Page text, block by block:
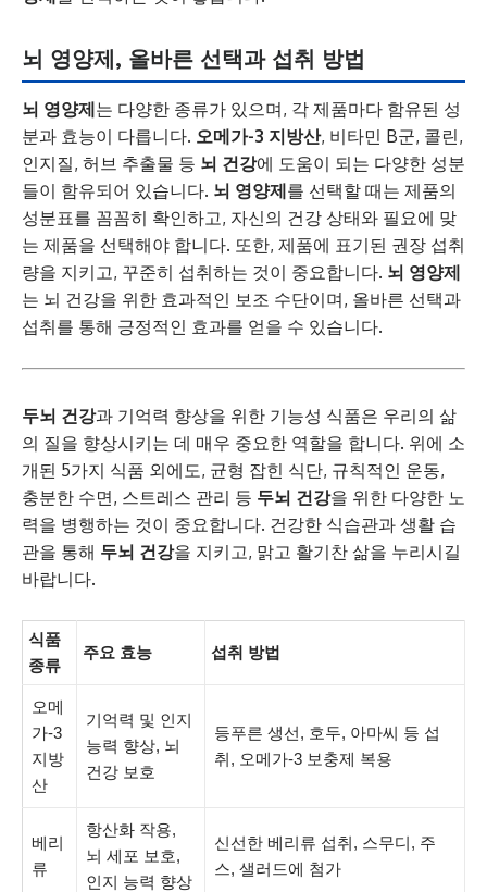
뇌 영양제, 올바른 선택과 섭취 방법
뇌 영양제는 다양한 종류가 있으며, 각 제품마다 함유된 성
분과 효능이 다릅니다. 오메가-3 지방산, 비타민 B군, 콜린,
인지질, 허브 추출물 등 뇌 건강에 도움이 되는 다양한 성분
들이 함유되어 있습니다. 뇌 영양제를 선택할 때는 제품의
성분표를 꼼꼼히 확인하고, 자신의 건강 상태와 필요에 맞
는 제품을 선택해야 합니다. 또한, 제품에 표기된 권장 섭취
량을 지키고, 꾸준히 섭취하는 것이 중요합니다. 뇌 영양제
는 뇌 건강을 위한 효과적인 보조 수단이며, 올바른 선택과
섭취를 통해 긍정적인 효과를 얻을 수 있습니다.
두뇌 건강과 기억력 향상을 위한 기능성 식품은 우리의 삶
의 질을 향상시키는 데 매우 중요한 역할을 합니다. 위에 소
개된 5가지 식품 외에도, 균형 잡힌 식단, 규칙적인 운동,
충분한 수면, 스트레스 관리 등 두뇌 건강을 위한 다양한 노
력을 병행하는 것이 중요합니다. 건강한 식습관과 생활 습
관을 통해 두뇌 건강을 지키고, 맑고 활기찬 삶을 누리시길
바랍니다.
식품
종류
주요 효능 섭취 방법
오메
가-3
지방
산
기억력 및 인지
능력 향상, 뇌
건강 보호
등푸른 생선, 호두, 아마씨 등 섭
취, 오메가-3 보충제 복용
베리
류
항산화 작용,
뇌 세포 보호,
인지 능력 향상
신선한 베리류 섭취, 스무디, 주
스, 샐러드에 첨가